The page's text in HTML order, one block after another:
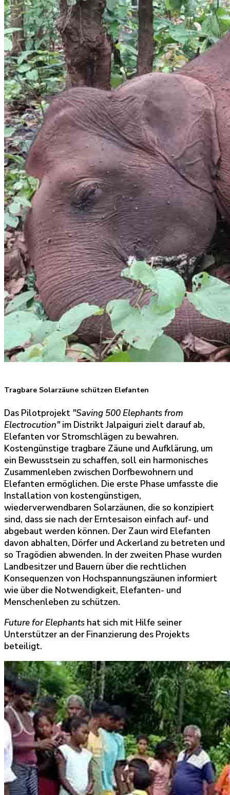
Tragbare Solarzäune schützen Elefanten
Das Pilotprojekt "Saving 500 Elephants from
Electrocution"im Distrikt Jalpaiguri zielt darauf ab,
Elefanten vor Stromschlägen zu bewahren.
Kostengünstige tragbare Zäune und Aufklärung, um
ein Bewusstsein zu schaffen, soll ein harmonisches
Zusammenleben zwischen Dorfbewohnern und
Elefanten ermöglichen. Die erste Phase umfasste die
Installation von kostengünstigen,
wiederverwendbaren Solarzäunen, die so konzipiert
sind, dass sie nach der Erntesaison einfach auf- und
abgebaut werden können. Der Zaun wird Elefanten
davon abhalten, Dörfer und Ackerland zu betreten und
so Tragödien abwenden. In der zweiten Phase wurden
Landbesitzer und Bauern über die rechtlichen
Konsequenzen von Hochspannungszäunen informiert
wie über die Notwendigkeit, Elefanten- und
Menschenleben zu schützen.
Future for Elephants hat sich mit Hilfe seiner
Unterstützer an der Finanzierung des Projekts
beteiligt.